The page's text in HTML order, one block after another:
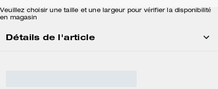
Veuillez choisir une taille et une largeur pour vérifier la disponibilité
en magasin
Détails de l'article